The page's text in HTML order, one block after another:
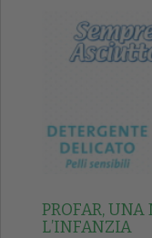
PROFAR,
L’INFANZIA